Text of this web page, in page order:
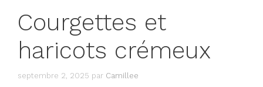
Courgettes et
haricots crémeux
septembre 2, 2025 par Camillee